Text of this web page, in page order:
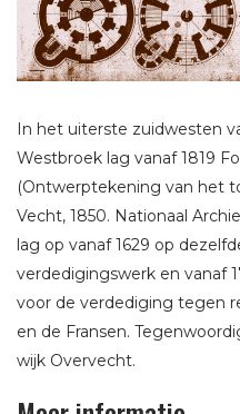
In het uiterste zuidwesten
Westbroek lag vanaf 1819
(Ontwerptekening van het
Vecht, 1850. Nationaal
lag op vanaf 1629 op
verdedigingswerk en vanaf
voor de verdediging tegen
en de Fransen.
wijk Overvecht.